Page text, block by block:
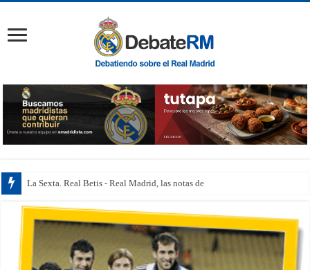
La Sexta. Real Betis - Real Madrid, las notas de los jugad